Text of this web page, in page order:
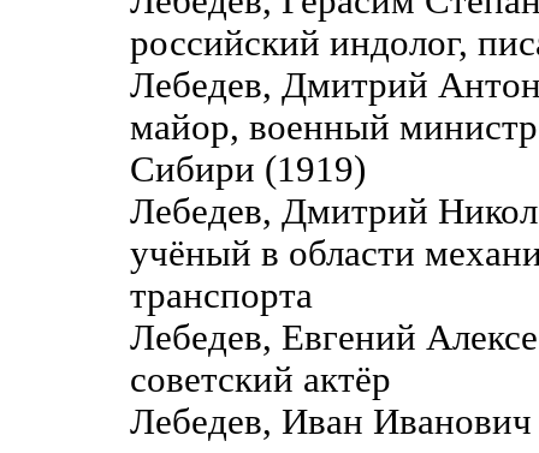
российский индолог,
Лебедев, Дмитрий
майор, военный министр
Сибири (1919)
Лебедев, Дмитрий
учёный в области
транспорта
Лебедев, Евгений
советский актёр
Лебедев, Иван